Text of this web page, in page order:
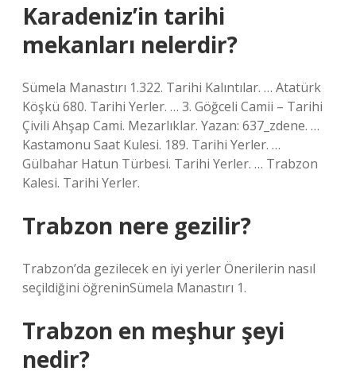
Karadeniz’in tarihi
mekanları nelerdir?
Sümela Manastırı 1.322. Tarihi Kalıntılar. … Atatürk
Köşkü 680. Tarihi Yerler. … 3. Göğceli Camii – Tarihi
Çivili Ahşap Cami. Mezarlıklar. Yazan: 637_zdene. …
Kastamonu Saat Kulesi. 189. Tarihi Yerler. …
Gülbahar Hatun Türbesi. Tarihi Yerler. … Trabzon
Kalesi. Tarihi Yerler.
Trabzon nere gezilir?
Trabzon’da gezilecek en iyi yerler Önerilerin nasıl
seçildiğini öğreninSümela Manastırı 1.
Trabzon en meşhur şeyi
nedir?